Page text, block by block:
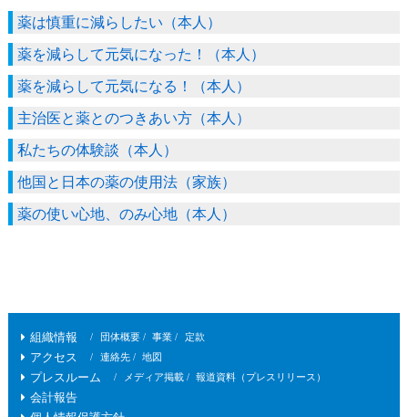
薬は慎重に減らしたい（本人）
薬を減らして元気になった！（本人）
薬を減らして元気になる！（本人）
主治医と薬とのつきあい方（本人）
私たちの体験談（本人）
他国と日本の薬の使用法（家族）
薬の使い心地、のみ心地（本人）
組織情報 団体概要 事業 定款
アクセス 連絡先 地図
プレスルーム メディア掲載 報道資料（プレスリリース）
会計報告